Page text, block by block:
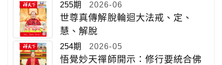
255期 2026-06
世尊真傳解脫輪迴大法戒、定、
慧、解脫
254期 2026-05
悟覺妙天禪師開示：修行要統合佛